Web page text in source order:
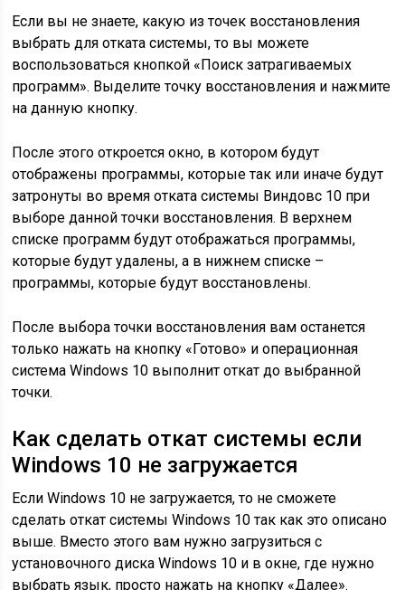
Если вы не знаете, какую из точек восстановления
выбрать для отката системы, то вы можете
воспользоваться кнопкой «Поиск затрагиваемых
программ». Выделите точку восстановления и нажмите
на данную кнопку.
После этого откроется окно, в котором будут
отображены программы, которые так или иначе будут
затронуты во время отката системы Виндовс 10 при
выборе данной точки восстановления. В верхнем
списке программ будут отображаться программы,
которые будут удалены, а в нижнем списке –
программы, которые будут восстановлены.
После выбора точки восстановления вам останется
только нажать на кнопку «Готово» и операционная
система Windows 10 выполнит откат до выбранной
точки.
Как сделать откат системы если
Windows 10 не загружается
Если Windows 10 не загружается, то не сможете
сделать откат системы Windows 10 так как это описано
выше. Вместо этого вам нужно загрузиться с
установочного диска Windows 10 и в окне, где нужно
выбрать язык, просто нажать на кнопку «Далее».